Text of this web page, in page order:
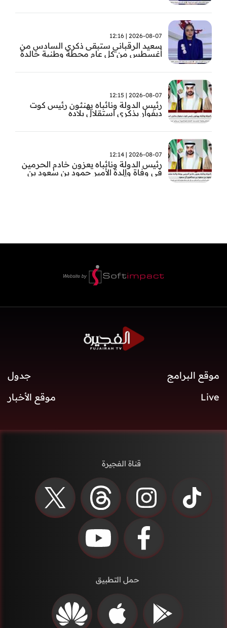
2026-08-07 | 12:16
سعيد الرقباني ستبقى ذكرى السادس من
أغسطس من كل عام محطة وطنية خالدة
الوالد المؤسس
2026-08-07 | 12:15
رئيس الدولة ونائباه يهنئون رئيس كوت
ديفوار بذكرى استقلال بلاده
2026-08-07 | 12:14
رئيس الدولة ونائباه يعزون خادم الحرمين
في وفاة والدة الأمير حمود بن سعود بن
موقع البرامج
جدول
Live
موقع الأخبار
قناة الفجيرة
حمل التطبيق